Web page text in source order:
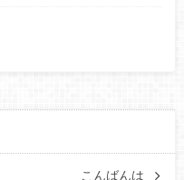
こんばんは